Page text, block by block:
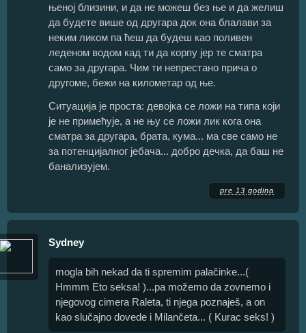
њеној близини, и да не можеш без ње и да желиш
да будете више од другара док она блалави за
неким ликом па ћеш да будеш као поливен
леденом водом кад ти да корпу јер те сматра
само за другара. Чим ти непрестано прича о
другоме, бежи на километар од ње.
Ситуација је проста: девојка се ложи на типа који
је не примећује, а не њу се ложи лик кога она
сматра за другара, брата, кума... ма све само не
за потенцијалног јебача... добро дечка, да баш не
банализујем.
pre 13 godina
Sydney
mogla bih nekad da ti spremim palačinke...(
Hmmm Eto seksa! )...pa možemo da zovnemo i
njegovog cimera Raleta, ti njega poznaješ, a on
kao slučajno dovede i Milančeta... ( Kurac seks! )